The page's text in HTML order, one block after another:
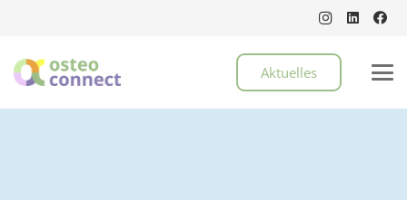
Aktuelles